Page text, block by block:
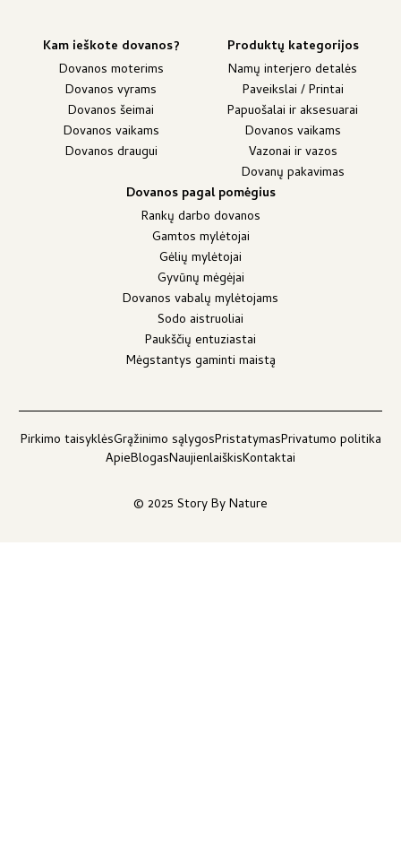
Kam ieškote dovanos?
Dovanos moterims
Dovanos vyrams
Dovanos šeimai
Dovanos vaikams
Dovanos draugui
Produktų kategorijos
Namų interjero detalės
Paveikslai / Printai
Papuošalai ir aksesuarai
Dovanos vaikams
Vazonai ir vazos
Dovanų pakavimas
Dovanos pagal pomėgius
Rankų darbo dovanos
Gamtos mylėtojai
Gėlių mylėtojai
Gyvūnų mėgėjai
Dovanos vabalų mylėtojams
Sodo aistruoliai
Paukščių entuziastai
Mėgstantys gaminti maistą
© 2025 Story By Nature
Pirkimo taisyklėsGrąžinimo sąlygosPristatymasPrivatumo politika
ApieBlogasNaujienlaiškisKontaktai